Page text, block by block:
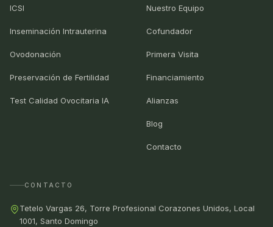
ICSI
Inseminación Intrauterina
Ovodonación
Preservación de Fertilidad
Test Calidad Ovocitaria IA
Nuestro Equipo
Cofundador
Primera Visita
Financiamiento
Alianzas
Blog
Contacto
CONTACTO
Tetelo Vargas 26, Torre Profesional Corazones Unidos, Local
1001, Santo Domingo